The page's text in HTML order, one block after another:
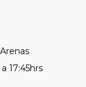
17:45hrs